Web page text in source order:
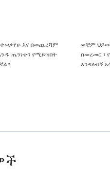
ተሠቃየሁ እና በመጨረሻም
ጤንነቴን የሚይዝበት
መቼም
ስመረመር ፣
እንዳለብኝ